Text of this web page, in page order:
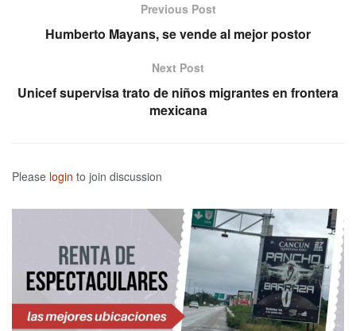
Previous Post
Humberto Mayans, se vende al mejor postor
Next Post
Unicef supervisa trato de niños migrantes en frontera
mexicana
Please login to join discussion